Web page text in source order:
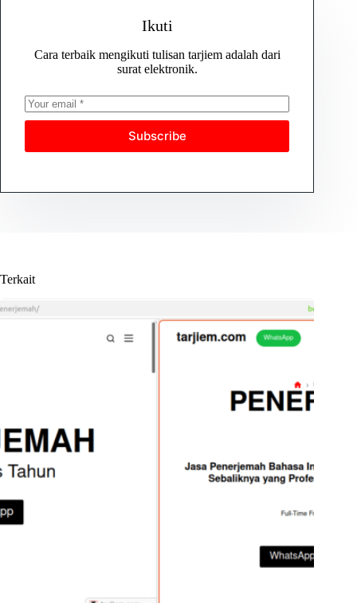
Ikuti
Cara terbaik mengikuti tulisan tarjiem adalah dari
surat elektronik.
Subscribe
Terkait